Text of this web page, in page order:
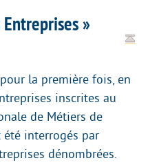
»
la première fois, en
inscrites au
de Métiers de
été interrogés par
dénombrées.